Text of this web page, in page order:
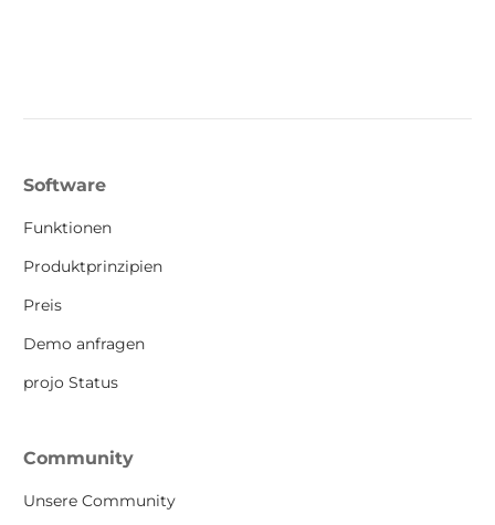
Software
Funktionen
Produktprinzipien
Preis
Demo anfragen
projo Status
Community
Unsere Community